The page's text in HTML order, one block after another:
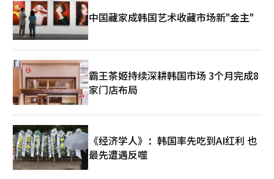
中国藏家成韩国艺术收藏市场新"金主"
霸王茶姬持续深耕韩国市场 3个月完成8
家门店布局
《经济学人》：韩国率先吃到AI红利 也
最先遭遇反噬